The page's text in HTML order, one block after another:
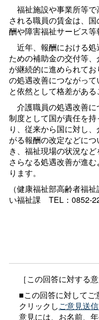
福祉施設や事業所等で
される職員の賃金は、
酬や障害福祉サービス等
近年、報酬における処
ための補助金の交付等
が継続的に進められて
の処遇改善につながっ
と依然として格差がある
介護職員の処遇改善に
制度として国が責任を
り、従来から国に対し
がる報酬の改定などに
き、福祉現場の状況など
さらなる処遇改善が進
ります。
（健康福祉部高齢者福祉
い福祉課 TEL：0852-
［この回答に対する意
■この回答に対してご
クリックしご意見送
意見には、お名前、